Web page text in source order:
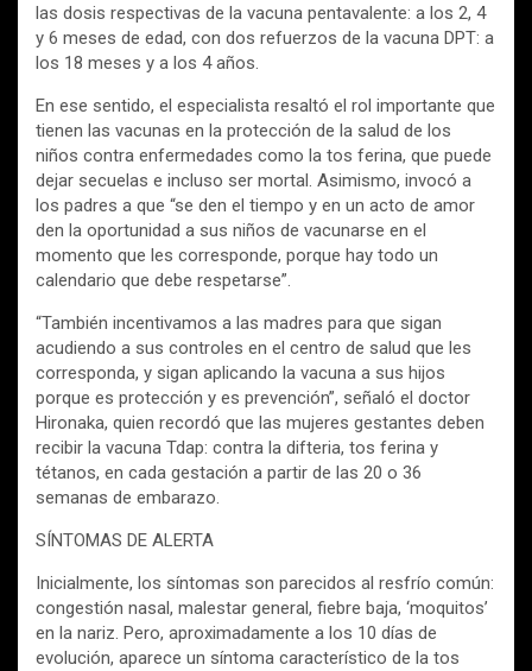
las dosis respectivas de la vacuna pentavalente: a los 2, 4
y 6 meses de edad, con dos refuerzos de la vacuna DPT: a
los 18 meses y a los 4 años.
En ese sentido, el especialista resaltó el rol importante que
tienen las vacunas en la protección de la salud de los
niños contra enfermedades como la tos ferina, que puede
dejar secuelas e incluso ser mortal. Asimismo, invocó a
los padres a que “se den el tiempo y en un acto de amor
den la oportunidad a sus niños de vacunarse en el
momento que les corresponde, porque hay todo un
calendario que debe respetarse”.
“También incentivamos a las madres para que sigan
acudiendo a sus controles en el centro de salud que les
corresponda, y sigan aplicando la vacuna a sus hijos
porque es protección y es prevención”, señaló el doctor
Hironaka, quien recordó que las mujeres gestantes deben
recibir la vacuna Tdap: contra la difteria, tos ferina y
tétanos, en cada gestación a partir de las 20 o 36
semanas de embarazo.
SÍNTOMAS DE ALERTA
Inicialmente, los síntomas son parecidos al resfrío común:
congestión nasal, malestar general, fiebre baja, ‘moquitos’
en la nariz. Pero, aproximadamente a los 10 días de
evolución, aparece un síntoma característico de la tos